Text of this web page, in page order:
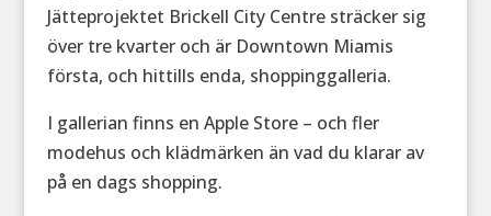
Jätteprojektet Brickell City Centre sträcker sig
över tre kvarter och är Downtown Miamis
första, och hittills enda, shoppinggalleria.
I gallerian finns en Apple Store – och fler
modehus och klädmärken än vad du klarar av
på en dags shopping.